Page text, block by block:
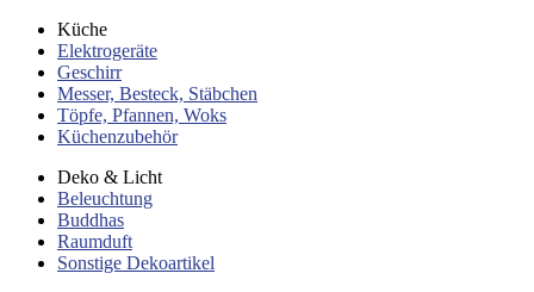
Küche
Elektrogeräte
Geschirr
Messer, Besteck, Stäbchen
Töpfe, Pfannen, Woks
Küchenzubehör
Deko & Licht
Beleuchtung
Buddhas
Raumduft
Sonstige Dekoartikel